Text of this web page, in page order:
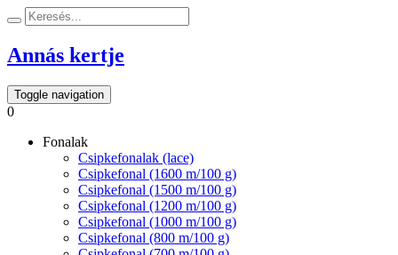
Annás kertje
Toggle navigation
0
Fonalak
Csipkefonalak (lace)
Csipkefonal (1600 m/100 g)
Csipkefonal (1500 m/100 g)
Csipkefonal (1200 m/100 g)
Csipkefonal (1000 m/100 g)
Csipkefonal (800 m/100 g)